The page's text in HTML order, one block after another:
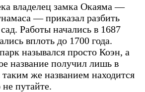
владелец замка Окаяма —
— приказал разбить
Работы начались в 1687
вплоть до 1700 года.
назывался просто Коэн, а
название получил лишь в
таким же названием находится
путайте.